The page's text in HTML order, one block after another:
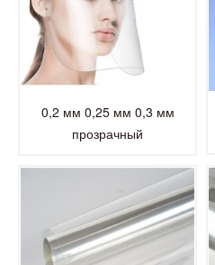
0,2 мм 0,25 мм 0,3 мм
прозрачный
прозрачный лист для
домашних животных для
лицевого щитка